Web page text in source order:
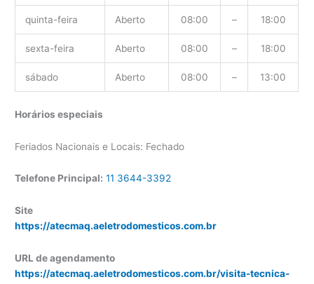
quinta-feira Aberto 08:00 – 18:00
sexta-feira Aberto 08:00 – 18:00
sábado Aberto 08:00 – 13:00
Horários especiais
Feriados Nacionais e Locais: Fechado
Telefone Principal: 11 3644-3392
Site
https://atecmaq.aeletrodomesticos.com.br
URL de agendamento
https://atecmaq.aeletrodomesticos.com.br/visita-tecnica-